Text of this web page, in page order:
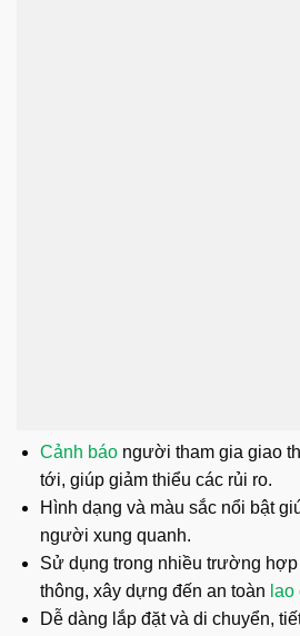
Cảnh báongười tham gia giao
tới, giúp giảm thiểu các rủi ro.
Hình dạng và màu sắc nổi bật
người xung quanh.
Sử dụng trong nhiều trường
thông, xây dựng đến an toàn lao
Dễ dàng lắp đặt và di chuyển,